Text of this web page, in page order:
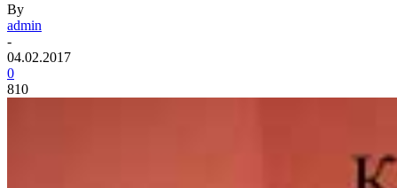
By
admin
-
04.02.2017
0
810